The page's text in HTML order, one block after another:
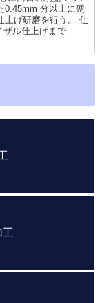
0.45mm 分以上に硬
上げ研磨を行う。 仕
ザル仕上げまで
工